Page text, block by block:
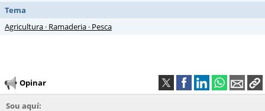
Tema
Agricultura · Ramaderia · Pesca
Opinar
Sou aquí: